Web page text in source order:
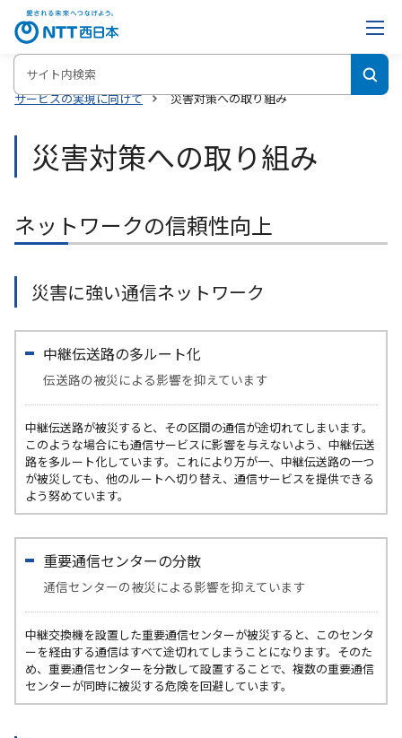
ホーム NTT西日本の災害の備え・対策サイト
災害に強い通信
サービスの実現に向けて
災害対策への取り組み
災害対策への取り組み
ネットワークの信頼性向上
災害に強い通信ネットワーク
中継伝送路の多ルート化
伝送路の被災による影響を抑えています
中継伝送路が被災すると、その区間の通信が途切れてしまいます。
このような場合にも通信サービスに影響を与えないよう、中継伝送
路を多ルート化しています。これにより万が一、中継伝送路の一つ
が被災しても、他のルートへ切り替え、通信サービスを提供できる
よう努めています。
重要通信センターの分散
通信センターの被災による影響を抑えています
中継交換機を設置した重要通信センターが被災すると、このセンタ
ーを経由する通信はすべて途切れてしまうことになります。そのた
め、重要通信センターを分散して設置することで、複数の重要通信
センターが同時に被災する危険を回避しています。